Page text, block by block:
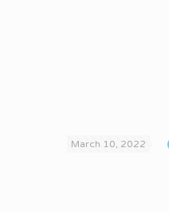
March 10, 2022